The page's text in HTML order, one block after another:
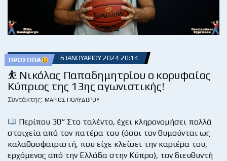
ΠΡΌΣΩΠΑ 6 ΙΑΝΟΥΑΡΊΟΥ 2024 20:14
⛹ Νικόλας Παπαδημητρίου ο κορυφαίος
Κύπριος της 13ης αγωνιστικής!
Συντάκτης: ΜΆΡΙΟΣ ΠΟΛΥΔΏΡΟΥ
Περίπου 30“ Στο ταλέντο, έχει κληρονομήσει πολλά
στοιχεία από τον πατέρα του (όσοι τον θυμούνται ως
καλαθοσφαιριστή, που είχε κλείσει την καριέρα του,
ερχόμενος από την Ελλάδα στην Κύπρο), τον διευθυντή